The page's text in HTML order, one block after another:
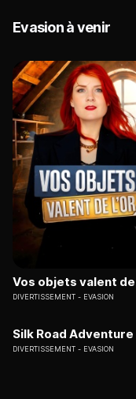
Evasion à venir
Vos objets valent
DIVERTISSEMENT EVASION
Silk Road Adventure
DIVERTISSEMENT EVASION